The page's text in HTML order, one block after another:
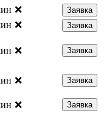
❌ Заявка
❌ Заявка
❌ Заявка
❌ Заявка
❌ Заявка